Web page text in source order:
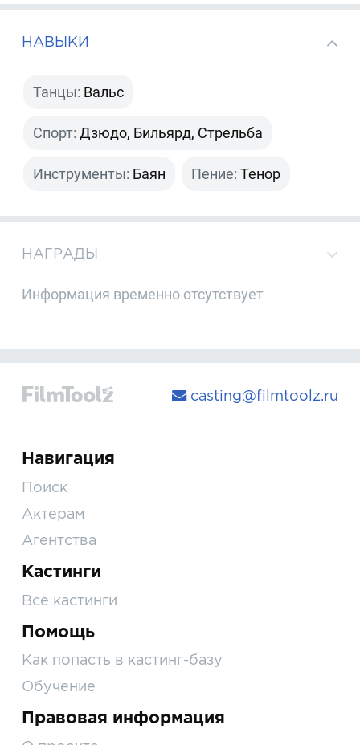
НАВЫКИ
Танцы: Вальс
Спорт: Дзюдо, Бильярд, Стрельба
Инструменты: Баян Пение: Тенор
НАГРАДЫ
Информация временно отсутствует
casting@filmtoolz.ru
Навигация
Поиск
Актерам
Агентства
Кастинги
Все кастинги
Помощь
Как попасть в кастинг-базу
Обучение
Правовая информация